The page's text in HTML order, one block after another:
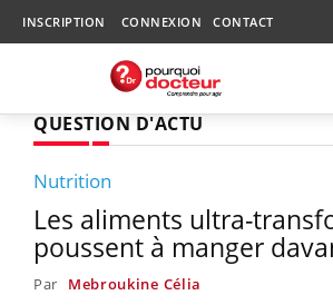
INSCRIPTION CONNEXION CONTACT
QUESTION D'ACTU
Nutrition
Les aliments ultra-
poussent à manger
Par Mebroukine Célia